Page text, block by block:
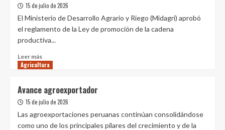
de
2
de
hectáreas
siembra
impulsadas
maíz,
papa
frijol
15 de julio de 2026
El Ministerio de Desarrollo Agrario y Riego (Midagri) aprobó
el reglamento de la Ley de promoción de la cadena
productiva...
Leer más
más
aprueba
reglamento
de
Agricultura
Avance agroexportador
15 de julio de 2026
Las agroexportaciones peruanas continúan consolidándose
como uno de los principales pilares del crecimiento y de la